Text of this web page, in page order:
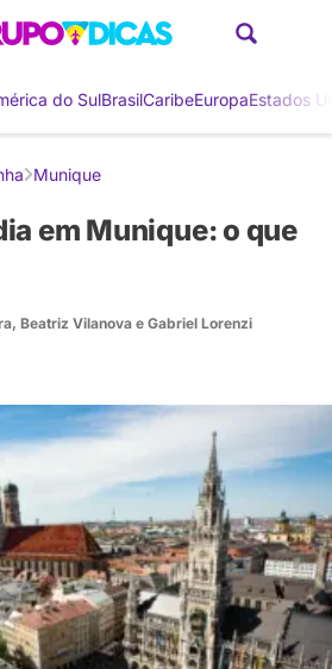
do SulBrasilCaribeEuropaEstados
Munique
em Munique: o que
, Beatriz Vilanova e Gabriel Lorenzi